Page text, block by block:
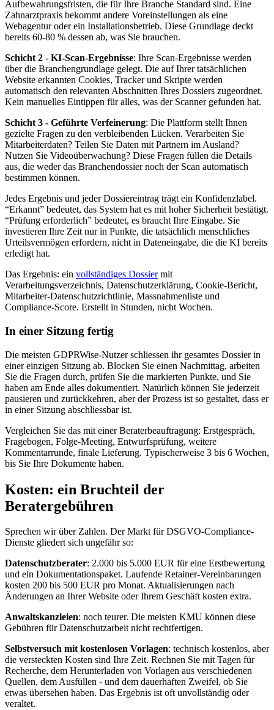
Aufbewahrungsfristen, die für Ihre Branche Standard sind. Eine
Zahnarztpraxis bekommt andere Voreinstellungen als eine
Webagentur oder ein Installationsbetrieb. Diese Grundlage deckt
bereits 60-80 % dessen ab, was Sie brauchen.
Schicht 2 - KI-Scan-Ergebnisse: Ihre Scan-Ergebnisse werden
über die Branchengrundlage gelegt. Die auf Ihrer tatsächlichen
Website erkannten Cookies, Tracker und Skripte werden
automatisch den relevanten Abschnitten Ihres Dossiers zugeordnet.
Kein manuelles Eintippen für alles, was der Scanner gefunden hat.
Schicht 3 - Geführte Verfeinerung: Die Plattform stellt Ihnen
gezielte Fragen zu den verbleibenden Lücken. Verarbeiten Sie
Mitarbeiterdaten? Teilen Sie Daten mit Partnern im Ausland?
Nutzen Sie Videoüberwachung? Diese Fragen füllen die Details
aus, die weder das Branchendossier noch der Scan automatisch
bestimmen können.
Jedes Ergebnis und jeder Dossiereintrag trägt ein Konfidenzlabel.
“Erkannt” bedeutet, das System hat es mit hoher Sicherheit bestätigt.
“Prüfung erforderlich” bedeutet, es braucht Ihre Eingabe. Sie
investieren Ihre Zeit nur in Punkte, die tatsächlich menschliches
Urteilsvermögen erfordern, nicht in Dateneingabe, die die KI bereits
erledigt hat.
Das Ergebnis: ein vollständiges Dossiermit
Verarbeitungsverzeichnis, Datenschutzerklärung, Cookie-Bericht,
Mitarbeiter-Datenschutzrichtlinie, Massnahmenliste und
Compliance-Score. Erstellt in Stunden, nicht Wochen.
In einer Sitzung fertig
Die meisten GDPRWise-Nutzer schliessen ihr gesamtes Dossier in
einer einzigen Sitzung ab. Blocken Sie einen Nachmittag, arbeiten
Sie die Fragen durch, prüfen Sie die markierten Punkte, und Sie
haben am Ende alles dokumentiert. Natürlich können Sie jederzeit
pausieren und zurückkehren, aber der Prozess ist so gestaltet, dass er
in einer Sitzung abschliessbar ist.
Vergleichen Sie das mit einer Beraterbeauftragung: Erstgespräch,
Fragebogen, Folge-Meeting, Entwurfsprüfung, weitere
Kommentarrunde, finale Lieferung. Typischerweise 3 bis 6 Wochen,
bis Sie Ihre Dokumente haben.
Kosten: ein Bruchteil der
Beratergebühren
Sprechen wir über Zahlen. Der Markt für DSGVO-Compliance-
Dienste gliedert sich ungefähr so:
Datenschutzberater: 2.000 bis 5.000 EUR für eine Erstbewertung
und ein Dokumentationspaket. Laufende Retainer-Vereinbarungen
kosten 200 bis 500 EUR pro Monat. Aktualisierungen nach
Änderungen an Ihrer Website oder Ihrem Geschäft kosten extra.
Anwaltskanzleien: noch teurer. Die meisten KMU können diese
Gebühren für Datenschutzarbeit nicht rechtfertigen.
Selbstversuch mit kostenlosen Vorlagen: technisch kostenlos, aber
die versteckten Kosten sind Ihre Zeit. Rechnen Sie mit Tagen für
Recherche, dem Herunterladen von Vorlagen aus verschiedenen
Quellen, dem Ausfüllen - und dem dauerhaften Zweifel, ob Sie
etwas übersehen haben. Das Ergebnis ist oft unvollständig oder
veraltet.